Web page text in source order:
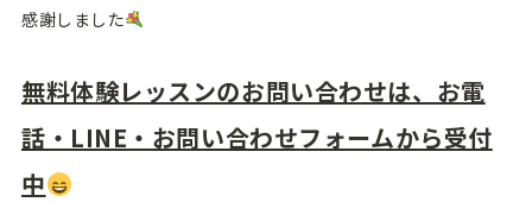
感謝しました
無料体験レッスンのお問い合わせは、お電
話・LINE・お問い合わせフォームから受付
中